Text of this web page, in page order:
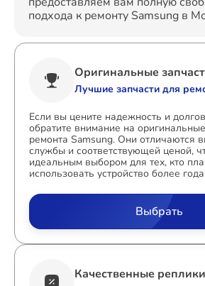
подхода к ремонту Samsung в
Оригинальные
Лучшие запчасти для
Если вы цените надежность и
обратите внимание на
ремонта Samsung. Они отличаются
службы и соответствующей ценой,
идеальным выбором для тех, кто
использовать устройство более
Выбрать
Качественные реплики